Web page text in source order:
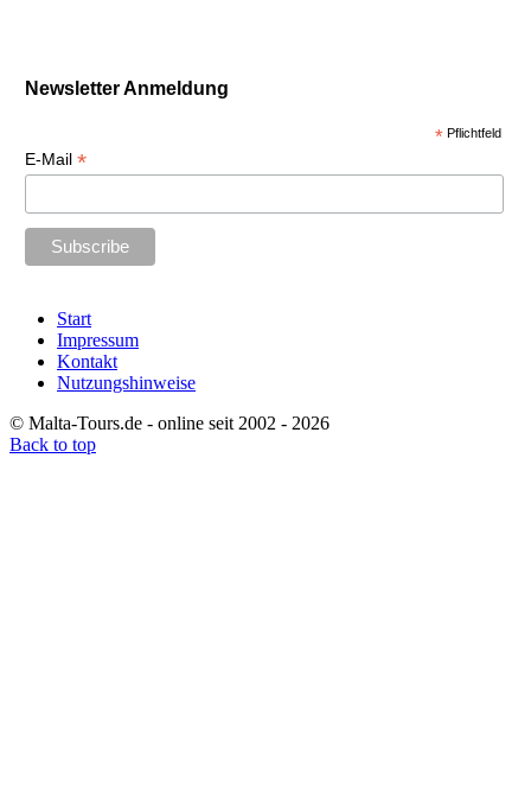
Newsletter Anmeldung
* Pflichtfeld
E-Mail *
Start
Impressum
Kontakt
Nutzungshinweise
© Malta-Tours.de - online seit 2002 - 2026
Back to top